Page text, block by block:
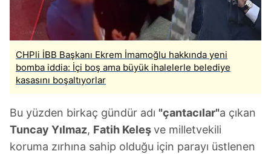
CHPli İBB Başkanı Ekrem İmamoğlu hakkında yeni
bomba iddia: İçi boş ama büyük ihalelerle belediye
kasasını boşaltıyorlar
Bu yüzden birkaç gündür adı "çantacılar"a çıkan
Tuncay Yılmaz, Fatih Keleşve milletvekili
koruma zırhına sahip olduğu için parayı üstlenen